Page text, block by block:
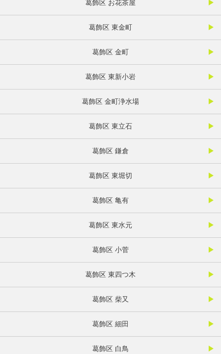
葛飾区 お花茶屋
葛飾区 東金町
葛飾区 金町
葛飾区 東新小岩
葛飾区 金町浄水場
葛飾区 東立石
葛飾区 鎌倉
葛飾区 東堀切
葛飾区 亀有
葛飾区 東水元
葛飾区 小菅
葛飾区 東四つ木
葛飾区 柴又
葛飾区 細田
葛飾区 白鳥